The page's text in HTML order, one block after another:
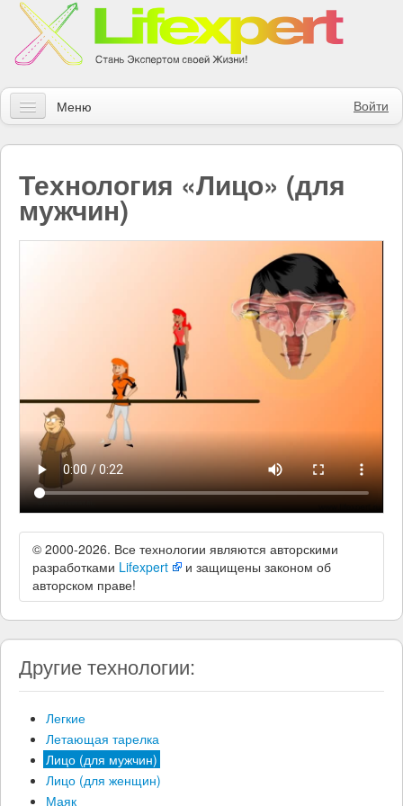
Войти
Меню
Статьи
Инструменты
Обучение
Технология «Лицо» (для
мужчин)
© 2000-2026. Все технологии являются авторскими
разработками Lifexpert
и защищены законом об
авторском праве!
Другие технологии:
Легкие
Летающая тарелка
Лицо (для мужчин)
Лицо (для женщин)
Маяк